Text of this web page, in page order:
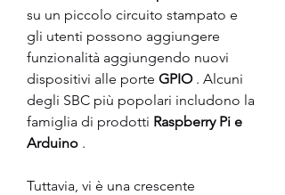
su un piccolo circuito stampato e
gli utenti possono aggiungere
funzionalità aggiungendo nuovi
dispositivi alle porte GPIO . Alcuni
degli SBC più popolari includono la
famiglia di prodotti Raspberry Pi e
Arduino .
Tuttavia, vi è una crescente